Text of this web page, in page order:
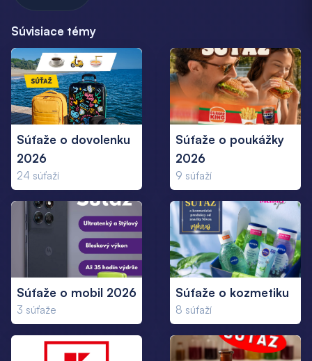
Súvisiace témy
Súťaže o dovolenku
2026
24 súťaží
Súťaže o poukážky
2026
9 súťaží
Súťaže o mobil 2026
3 súťaže
Súťaže o kozmetiku
8 súťaží